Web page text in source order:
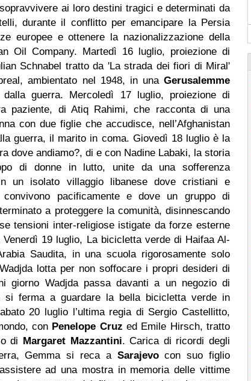
ai loro destini tragici e determinati da
durante il conflitto per emancipare la Persia
europee e ottenere la nazionalizzazione della
Oil Company. Martedì 16 luglio, proiezione di
Schnabel tratto da 'La strada dei fiori di Miral'
ambientato nel 1948, in una Gerusalemme
dalla guerra. Mercoledì 17 luglio, proiezione di
paziente, di Atiq Rahimi, che racconta di una
con due figlie che accudisce, nell’Afghanistan
guerra, il marito in coma. Giovedì 18 luglio è la
dove andiamo?, di e con Nadine Labaki, la storia
di donne in lutto, unite da una sofferenza
un isolato villaggio libanese dove cristiani e
convivono pacificamente e dove un gruppo di
a proteggere la comunità, disinnescando
tensioni inter-religiose istigate da forze esterne
Venerdì 19 luglio, La bicicletta verde di Haifaa Al-
Saudita, in una scuola rigorosamente solo
lotta per non soffocare i propri desideri di
giorno Wadjda passa davanti a un negozio di
si ferma a guardare la bella bicicletta verde in
20 luglio l’ultima regia di Sergio Castellitto,
con Penelope Cruz ed Emile Hirsch, tratto
di Margaret Mazzantini. Carica di ricordi degli
Gemma si reca a Sarajevocon suo figlio
ad una mostra in memoria delle vittime